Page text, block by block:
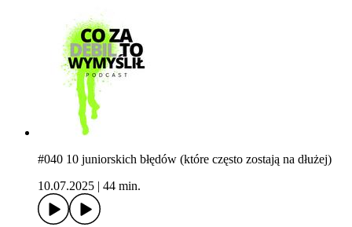
#040 10 juniorskich błędów (które często zostają na dłużej)
10.07.2025
44 min.